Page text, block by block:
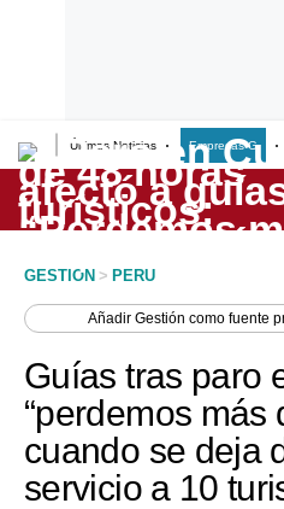
Últimas Noticias Empresas G
Lo último
Peru Quiosco
Economía
Mercados
Perú
GESTION > PERU
AñadirGestión como fuente
Guías tras paro
“perdemos más
cuando se deja
servicio a 10